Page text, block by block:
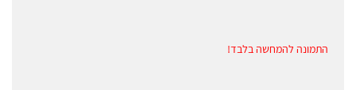
התמונה להמחשה בלבד!